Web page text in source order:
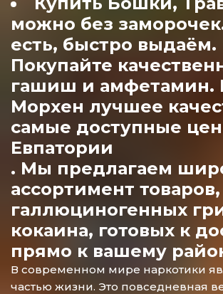
можно без
есть, быстро выдаём.
Покупайте
гашиш и амфетамин.
Морхен лучшее
самые доступные
Евпатории
. Мы предлагаем
ассортимент товаров,
галлюциногенных
кокаина, готовых к
прямо к вашему
В современном мире наркотики
частью жизни. Это повседневная